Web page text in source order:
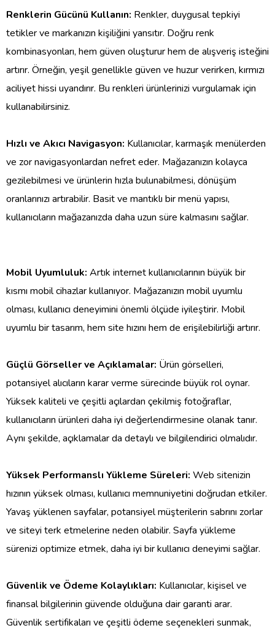
Renklerin Gücünü Kullanın: Renkler, duygusal tepkiyi
tetikler ve markanızın kişiliğini yansıtır. Doğru renk
kombinasyonları, hem güven oluşturur hem de alışveriş isteğini
artırır. Örneğin, yeşil genellikle güven ve huzur verirken, kırmızı
aciliyet hissi uyandırır. Bu renkleri ürünlerinizi vurgulamak için
kullanabilirsiniz.
Hızlı ve Akıcı Navigasyon: Kullanıcılar, karmaşık menülerden
ve zor navigasyonlardan nefret eder. Mağazanızın kolayca
gezilebilmesi ve ürünlerin hızla bulunabilmesi, dönüşüm
oranlarınızı artırabilir. Basit ve mantıklı bir menü yapısı,
kullanıcıların mağazanızda daha uzun süre kalmasını sağlar.
Mobil Uyumluluk:
Artık internet kullanıcılarının büyük bir
uyumlu bir tasarım, hem site hızını hem de erişilebilirliği artırır.
Güçlü Görseller ve Açıklamalar:
Ürün görselleri,
potansiyel alıcıların karar verme sürecinde büyük rol oynar.
Yüksek kaliteli ve çeşitli açılardan çekilmiş fotoğraflar,
kullanıcıların ürünleri daha iyi değerlendirmesine olanak tanır.
Aynı şekilde, açıklamalar da detaylı ve bilgilendirici olmalıdır.